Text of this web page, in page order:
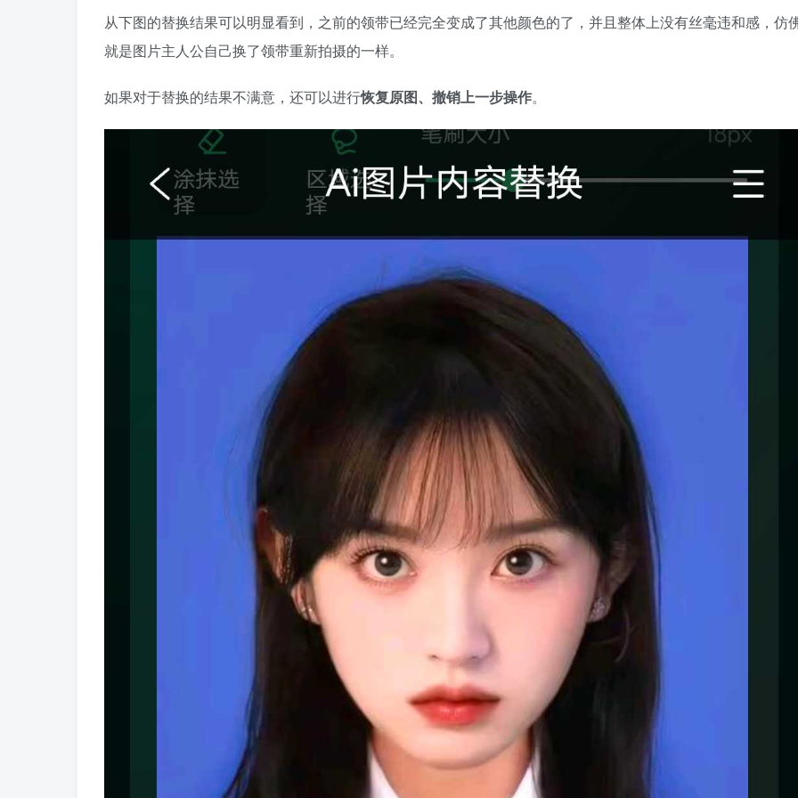
从下图的替换结果可以明显看到，之前的领带已经完全变成了其他颜色的了，并且整体上没有丝毫违和感，仿
就是图片主人公自己换了领带重新拍摄的一样。
如果对于替换的结果不满意，还可以进行恢复原图、撤销上一步操作。